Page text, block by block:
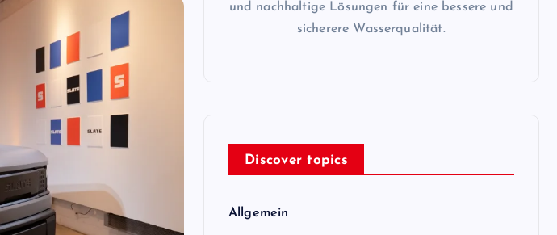
und nachhaltige Lösungen für eine bessere und
sicherere Wasserqualität.
Discover topics
Allgemein